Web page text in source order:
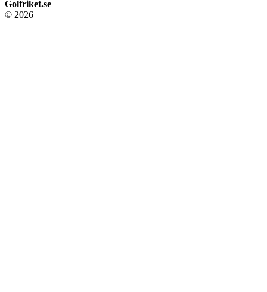
Golfriket.se
© 2026